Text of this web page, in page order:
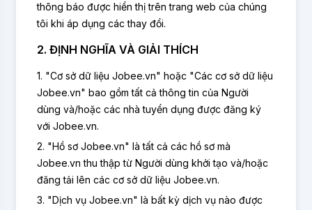
thông báo được hiển thị trên trang web của chúng
tôi khi áp dụng các thay đổi.
2. ĐỊNH NGHĨA VÀ GIẢI THÍCH
1. "Cơ sở dữ liệu Jobee.vn" hoặc "Các cơ sở dữ liệu
Jobee.vn" bao gồm tất cả thông tin của Người
dùng và/hoặc các nhà tuyển dụng được đăng ký
với Jobee.vn.
2. "Hồ sơ Jobee.vn" là tất cả các hồ sơ mà
Jobee.vn thu thập từ Người dùng khởi tạo và/hoặc
đăng tải lên các cơ sở dữ liệu Jobee.vn.
3. "Dịch vụ Jobee.vn" là bất kỳ dịch vụ nào được